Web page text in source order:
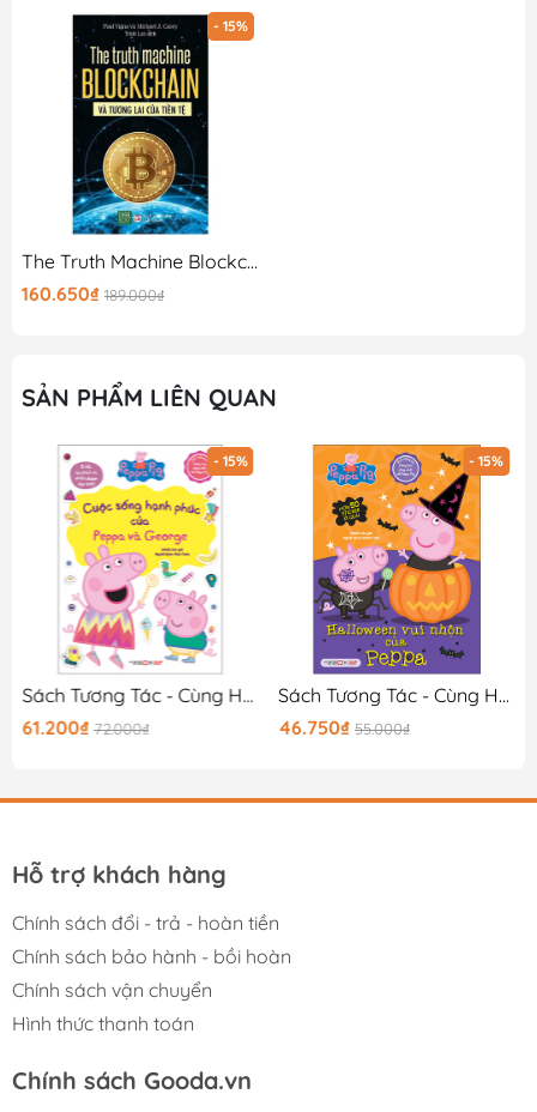
- 15%
The Truth Machine Blockchain Và Tương Lai Của Tiền Tệ
160.650₫ 189.000₫
SẢN PHẨM LIÊN QUAN
- 15%
Sách Tương Tác - Cùng Học Cùng Chơi Với Peppa Pig - Cuộc Sống Hạnh Phúc Của Peppa Và George
61.200₫ 72.000₫
- 15%
Sách Tương Tác - Cùng Học Cùng Chơi Với Peppa Pig - Halloween Vui Nhộn Của Peppa
46.750₫ 55.000₫
Hỗ trợ khách hàng
Chính sách đổi - trả - hoàn tiền
Chính sách bảo hành - bồi hoàn
Chính sách vận chuyển
Hình thức thanh toán
Chính sách Gooda.vn